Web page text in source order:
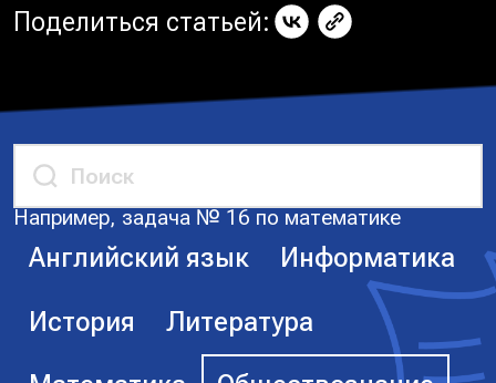
Поделиться статьей:
Например, задача № 16 по математике
Английский язык Информатика
История Литература